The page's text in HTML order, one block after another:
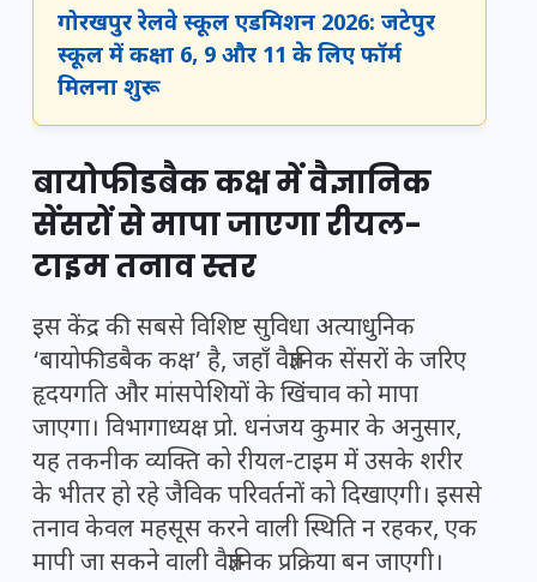
गोरखपुर रेलवे स्कूल एडमिशन 2026: जटेपुर
स्कूल में कक्षा 6, 9 और 11 के लिए फॉर्म
मिलना शुरू
बायोफीडबैक कक्ष में वैज्ञानिक
सेंसरों से मापा जाएगा रीयल-
टाइम तनाव स्तर
इस केंद्र की सबसे विशिष्ट सुविधा अत्याधुनिक
‘बायोफीडबैक कक्ष’ है, जहाँ वैज्ञानिक सेंसरों के जरिए
हृदयगति और मांसपेशियों के खिंचाव को मापा
जाएगा। विभागाध्यक्ष प्रो. धनंजय कुमार के अनुसार,
यह तकनीक व्यक्ति को रीयल-टाइम में उसके शरीर
के भीतर हो रहे जैविक परिवर्तनों को दिखाएगी। इससे
तनाव केवल महसूस करने वाली स्थिति न रहकर, एक
मापी जा सकने वाली वैज्ञानिक प्रक्रिया बन जाएगी।